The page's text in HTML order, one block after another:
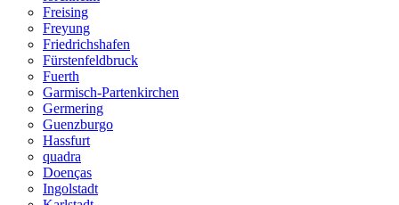
Freising
Freyung
Friedrichshafen
Fürstenfeldbruck
Fuerth
Garmisch-Partenkirchen
Germering
Guenzburgo
Hassfurt
quadra
Doenças
Ingolstadt